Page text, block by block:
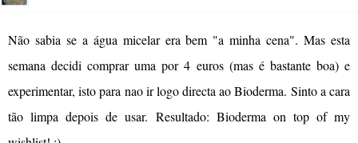
Não sabia se a água micelar era bem "a minha cena". Mas esta
semana decidi comprar uma por 4 euros (mas é bastante boa) e
experimentar, isto para nao ir logo directa ao Bioderma. Sinto a cara
tão limpa depois de usar. Resultado: Bioderma on top of my